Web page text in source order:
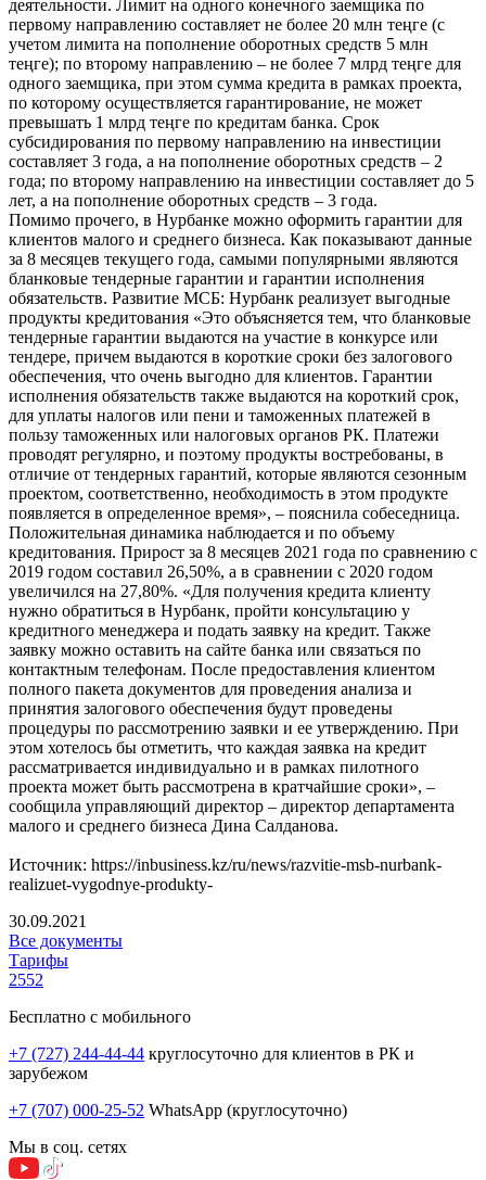
деятельности. Лимит на одного конечного заемщика по
первому направлению составляет не более 20 млн теңге (с
учетом лимита на пополнение оборотных средств 5 млн
теңге); по второму направлению – не более 7 млрд теңге для
одного заемщика, при этом сумма кредита в рамках проекта,
по которому осуществляется гарантирование, не может
превышать 1 млрд теңге по кредитам банка. Срок
субсидирования по первому направлению на инвестиции
составляет 3 года, а на пополнение оборотных средств – 2
года; по второму направлению на инвестиции составляет до 5
лет, а на пополнение оборотных средств – 3 года.
Помимо прочего, в Нурбанке можно оформить гарантии для
клиентов малого и среднего бизнеса. Как показывают данные
за 8 месяцев текущего года, самыми популярными являются
бланковые тендерные гарантии и гарантии исполнения
обязательств. Развитие МСБ: Нурбанк реализует выгодные
продукты кредитования «Это объясняется тем, что бланковые
тендерные гарантии выдаются на участие в конкурсе или
тендере, причем выдаются в короткие сроки без залогового
обеспечения, что очень выгодно для клиентов. Гарантии
исполнения обязательств также выдаются на короткий срок,
для уплаты налогов или пени и таможенных платежей в
пользу таможенных или налоговых органов РК. Платежи
проводят регулярно, и поэтому продукты востребованы, в
отличие от тендерных гарантий, которые являются сезонным
проектом, соответственно, необходимость в этом продукте
появляется в определенное время», – пояснила собеседница.
Положительная динамика наблюдается и по объему
кредитования. Прирост за 8 месяцев 2021 года по сравнению с
2019 годом составил 26,50%, а в сравнении с 2020 годом
увеличился на 27,80%. «Для получения кредита клиенту
нужно обратиться в Нурбанк, пройти консультацию у
кредитного менеджера и подать заявку на кредит. Также
заявку можно оставить на сайте банка или связаться по
контактным телефонам. После предоставления клиентом
полного пакета документов для проведения анализа и
принятия залогового обеспечения будут проведены
процедуры по рассмотрению заявки и ее утверждению. При
этом хотелось бы отметить, что каждая заявка на кредит
рассматривается индивидуально и в рамках пилотного
проекта может быть рассмотрена в кратчайшие сроки», –
сообщила управляющий директор – директор департамента
малого и среднего бизнеса Дина Салданова.
Источник: https://inbusiness.kz/ru/news/razvitie-msb-nurbank-
realizuet-vygodnye-produkty-
30.09.2021
Все документы
Тарифы
2552
Бесплатно с мобильного
+7 (727) 244-44-44 круглосуточно для клиентов в РК и
зарубежом
+7 (707) 000-25-52 WhatsApp (круглосуточно)
Мы в соц. сетях